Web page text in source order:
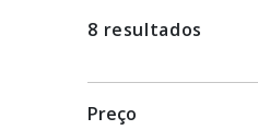
8 resultados
Preço